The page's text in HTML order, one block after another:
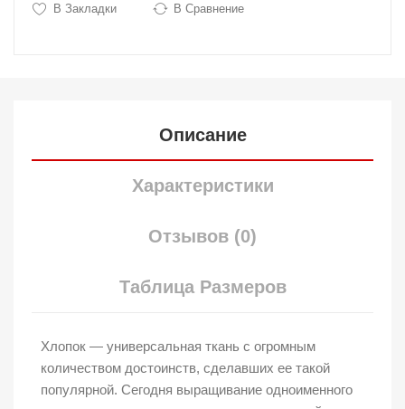
В Закладки В Сравнение
Описание
Характеристики
Отзывов (0)
Таблица Размеров
Хлопок — универсальная ткань с огромным
количеством достоинств, сделавших ее такой
популярной. Сегодня выращивание одноименного